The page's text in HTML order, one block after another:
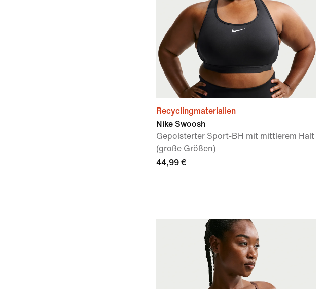
Recyclingmaterialien
Nike Swoosh
Gepolsterter Sport-BH mit mittlerem Halt
(große Größen)
44,99 €